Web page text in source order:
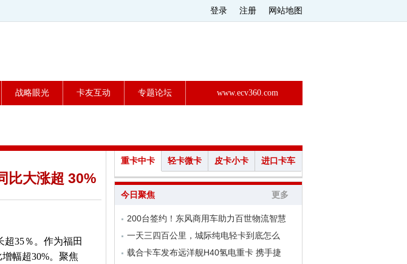
登录 注册 网站地图
战略眼光 卡友互动 专题论坛 www.ecv360.com
比大涨超 30%
35％。作为福田
幅超30%。聚焦
重卡中卡 轻卡微卡 皮卡小卡 进口卡车
今日聚焦 更多
200台签约！东风商用车助力百世物流智慧
一天三四百公里，城际纯电轻卡到底怎么
载合卡车发布远洋舰H40氢电重卡 携手捷